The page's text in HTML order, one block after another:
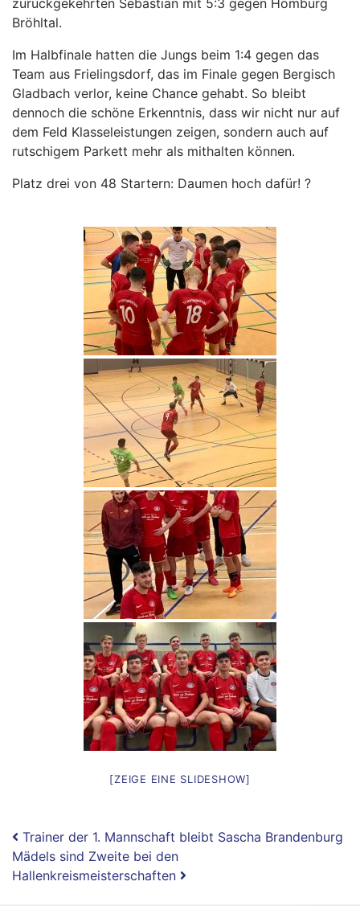
zurückgekehrten Sebastian mit 5:3 gegen Homburg
Bröhltal.
Im Halbfinale hatten die Jungs beim 1:4 gegen das
Team aus Frielingsdorf, das im Finale gegen Bergisch
Gladbach verlor, keine Chance gehabt. So bleibt
dennoch die schöne Erkenntnis, dass wir nicht nur auf
dem Feld Klasseleistungen zeigen, sondern auch auf
rutschigem Parkett mehr als mithalten können.
Platz drei von 48 Startern: Daumen hoch dafür! ?
[ZEIGE EINE SLIDESHOW]
Weitere
News
Beitragsnavigation
Trainer der 1. Mannschaft bleibt Sascha Brandenburg
Mädels sind Zweite bei den
Hallenkreismeisterschaften